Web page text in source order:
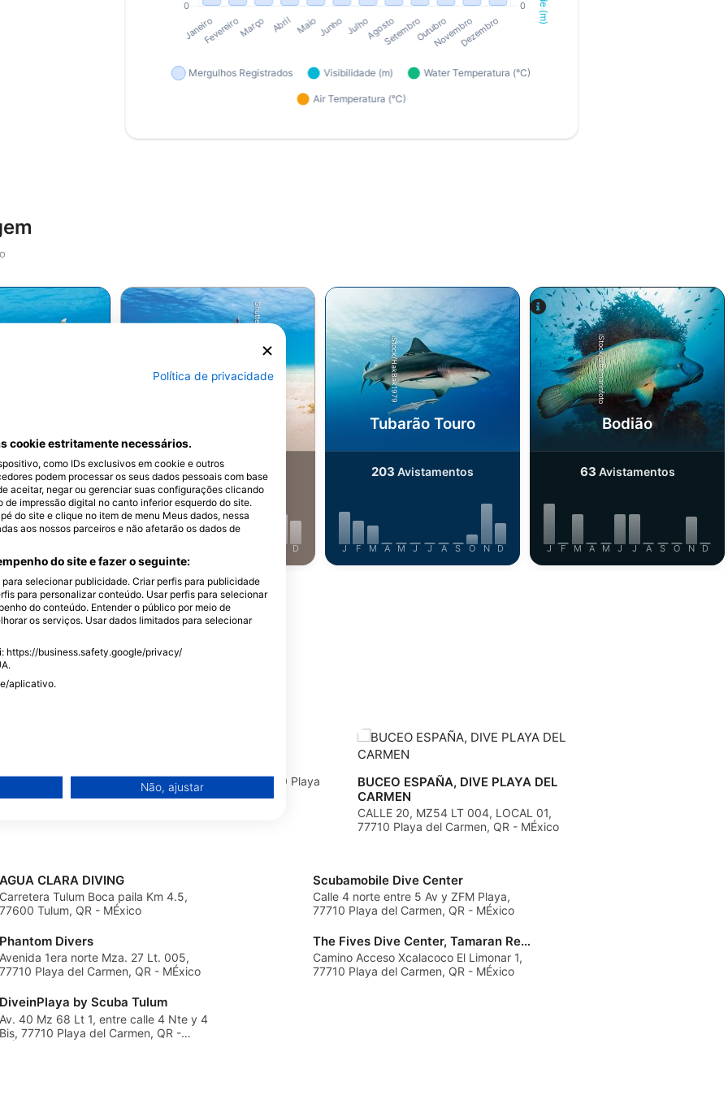
Shutterstock-Shane Myers Photography
290Avistamentos
D
iStock/HakBak1979
Tubarão Touro
203 Avistamentos
J F M A M J J A S O N D
iStock/ultramarinfoto
Bodião
63 Avistamentos
J F M A M J J A S O N D
Mostrar Mais Animais
Ponto de Mergulho
y constituyentes,
QR - MÉxico
Calle 1 Sur Entre 25 y 30, 77710 Playa
del Carmen, QR - MÉxico
BUCEO ESPAÑA, DIVE PLAYA DEL
CARMEN
CALLE 20, MZ54 LT 004, LOCAL 01,
77710 Playa del Carmen, QR - MÉxico
AGUA CLARA DIVING
Carretera Tulum Boca paila Km 4.5,
77600 Tulum, QR - MÉxico
Phantom Divers
Avenida 1era norte Mza. 27 Lt. 005,
77710 Playa del Carmen, QR - MÉxico
DiveinPlaya by Scuba Tulum
Av. 40 Mz 68 Lt 1, entre calle 4 Nte y 4
Bis, 77710 Playa del Carmen, QR -
Scubamobile Dive Center
Calle 4 norte entre 5 Av y ZFM Playa,
77710 Playa del Carmen, QR - MÉxico
The Fives Dive Center, Tamaran Resorts SA de CV
Camino Acceso Xcalacoco El Limonar 1,
77710 Playa del Carmen, QR - MÉxico
Política de privacidade
cookie estritamente necessários.
como IDs exclusivos em cookie e outros
podem processar os seus dados pessoais com base
aceitar, negar ou gerenciar suas configurações clicando
impressão digital no canto inferior esquerdo do site.
do site e clique no item de menu Meus dados, nessa
aos nossos parceiros e não afetarão os dados de
do site e fazer o seguinte:
selecionar publicidade. Criar perfis para publicidade
para personalizar conteúdo. Usar perfis para selecionar
do conteúdo. Entender o público por meio de
os serviços. Usar dados limitados para selecionar
https://business.safety.google/privacy/
aplicativo.
dados de fontes
Não, ajustar